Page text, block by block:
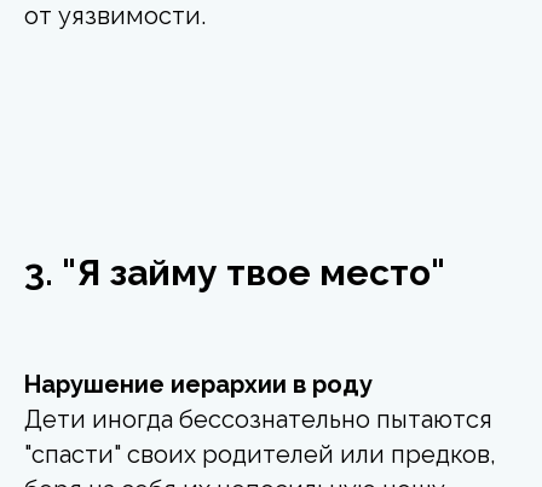
от уязвимости.
3. "Я займу твое место"
Нарушение иерархии в роду
Дети иногда бессознательно пытаются
"спасти" своих родителей или предков,